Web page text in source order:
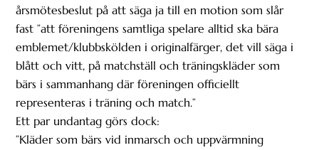
årsmötesbeslut på att säga ja till en motion som slår
fast ”att föreningens samtliga spelare alltid ska bära
emblemet/klubbskölden i originalfärger, det vill säga i
blått och vitt, på matchställ och träningskläder som
bärs i sammanhang där föreningen officiellt
representeras i träning och match.”
Ett par undantag görs dock:
”Kläder som bärs vid inmarsch och uppvärmning